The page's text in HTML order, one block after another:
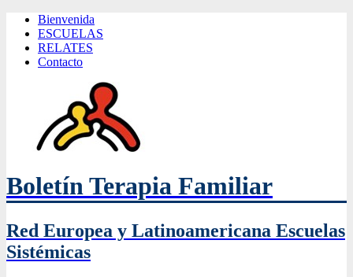
Bienvenida
ESCUELAS
RELATES
Contacto
Boletín Terapia Familiar
Red Europea y Latinoamericana Escuelas
Sistémicas